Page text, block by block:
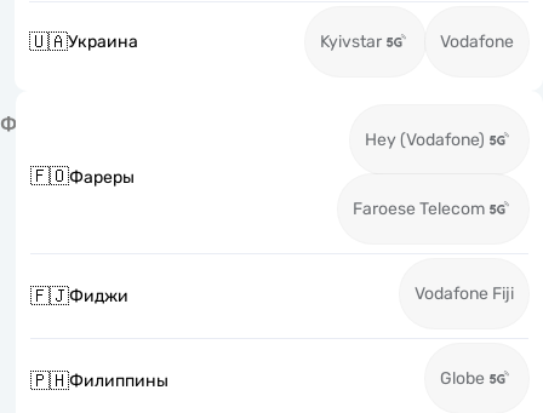
🇺🇦Украина Kyivstar Vodafone
Ф
🇫🇴Фареры
Hey (Vodafone)
Faroese Telecom
🇫🇯Фиджи Vodafone Fiji
🇵🇭Филиппины Globe